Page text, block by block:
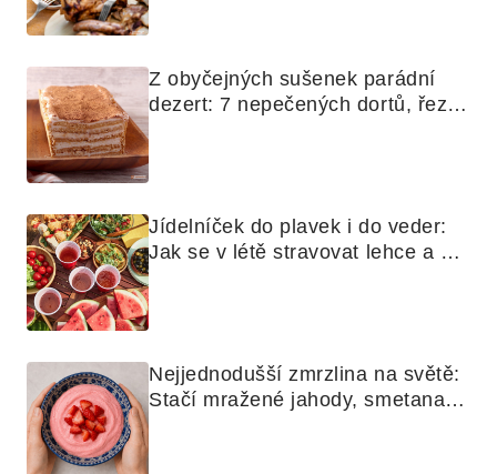
Z obyčejných sušenek parádní
dezert: 7 nepečených dortů, řezů
Jídelníček do plavek i do veder:
Jak se v létě stravovat lehce a
Nejjednodušší zmrzlina na světě:
Stačí mražené jahody, smetana a